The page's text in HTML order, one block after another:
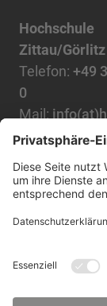
Hochschule
Zittau/Görlitz
Telefon: +49
0
Mail:
Alle
Impressum